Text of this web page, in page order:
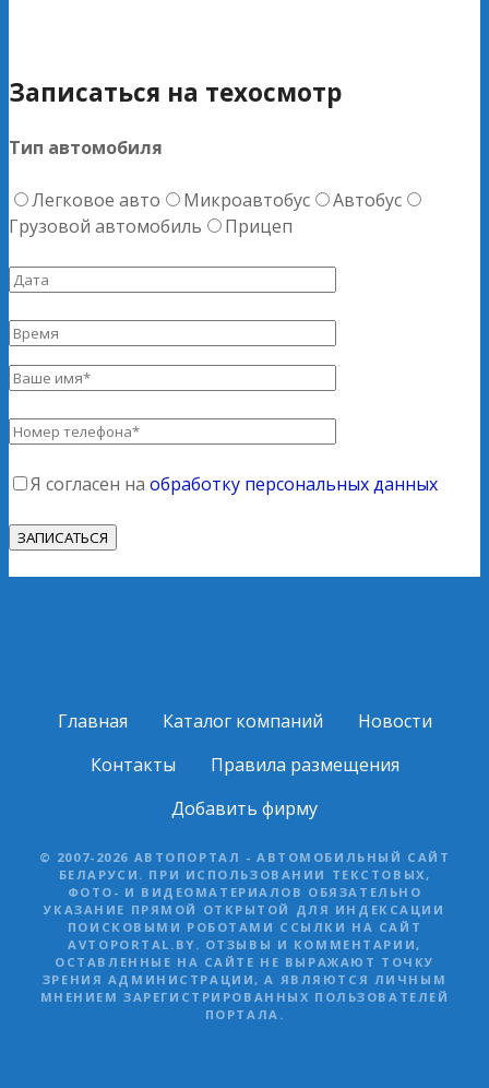
Записаться на техосмотр
Тип автомобиля
Легковое авто Микроавтобус
Автобус
Грузовой автомобиль
Прицеп
Я согласен на обработку персональных данных
Главная Каталог компаний
Новости
Контакты
Правила размещения
Добавить фирму
© 2007-2026 АВТОПОРТАЛ - АВТОМОБИЛЬНЫЙ САЙТ
БЕЛАРУСИ. ПРИ ИСПОЛЬЗОВАНИИ ТЕКСТОВЫХ,
ФОТО- И ВИДЕОМАТЕРИАЛОВ ОБЯЗАТЕЛЬНО
УКАЗАНИЕ ПРЯМОЙ ОТКРЫТОЙ ДЛЯ ИНДЕКСАЦИИ
ПОИСКОВЫМИ РОБОТАМИ ССЫЛКИ НА САЙТ
AVTOPORTAL.BY. ОТЗЫВЫ И КОММЕНТАРИИ,
ОСТАВЛЕННЫЕ НА САЙТЕ НЕ ВЫРАЖАЮТ ТОЧКУ
ЗРЕНИЯ АДМИНИСТРАЦИИ, А ЯВЛЯЮТСЯ ЛИЧНЫМ
МНЕНИЕМ ЗАРЕГИСТРИРОВАННЫХ ПОЛЬЗОВАТЕЛЕЙ
ПОРТАЛА.